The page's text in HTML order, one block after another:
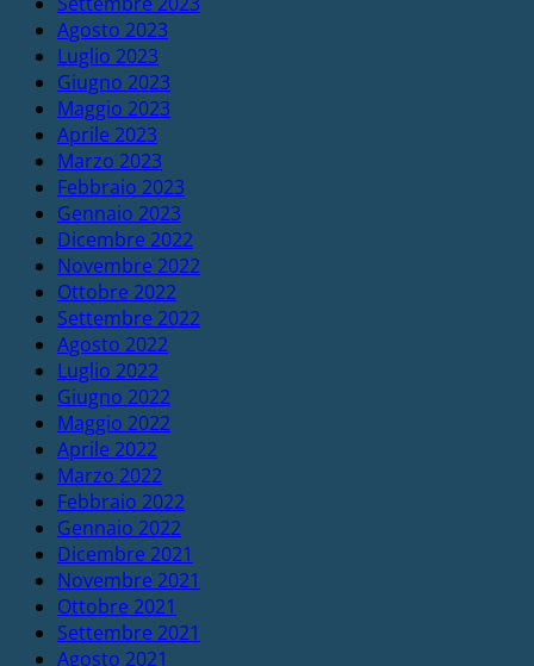
Agosto 2023
Luglio 2023
Giugno 2023
Maggio 2023
Aprile 2023
Marzo 2023
Febbraio 2023
Gennaio 2023
Dicembre 2022
Novembre 2022
Ottobre 2022
Settembre 2022
Agosto 2022
Luglio 2022
Giugno 2022
Maggio 2022
Aprile 2022
Marzo 2022
Febbraio 2022
Gennaio 2022
Dicembre 2021
Novembre 2021
Ottobre 2021
Settembre 2021
Agosto 2021